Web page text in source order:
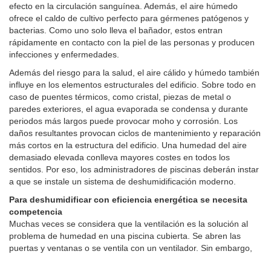
efecto en la circulación sanguínea. Además, el aire húmedo
ofrece el caldo de cultivo perfecto para gérmenes patógenos y
bacterias. Como uno solo lleva el bañador, estos entran
rápidamente en contacto con la piel de las personas y producen
infecciones y enfermedades.
Además del riesgo para la salud, el aire cálido y húmedo también
influye en los elementos estructurales del edificio. Sobre todo en
caso de puentes térmicos, como cristal, piezas de metal o
paredes exteriores, el agua evaporada se condensa y durante
periodos más largos puede provocar moho y corrosión. Los
daños resultantes provocan ciclos de mantenimiento y reparación
más cortos en la estructura del edificio. Una humedad del aire
demasiado elevada conlleva mayores costes en todos los
sentidos. Por eso, los administradores de piscinas deberán instar
a que se instale un sistema de deshumidificación moderno.
Para deshumidificar con eficiencia energética se necesita
competencia
Muchas veces se considera que la ventilación es la solución al
problema de humedad en una piscina cubierta . Se abren las
puertas y ventanas o se ventila con un ventilador. Sin embargo,